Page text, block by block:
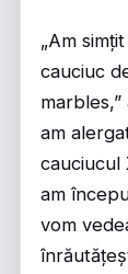
„Am
cauciuc
am
cauciucul
am
vom